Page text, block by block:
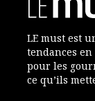
LE must est
tendances
pour les
ce qu’ils